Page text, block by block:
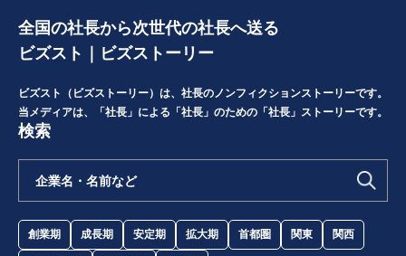
全国の社長から次世代の社長へ送る
ビズスト｜ビズストーリー
ビズスト（ビズストーリー）は、社長のノンフィクションストーリーです。
当メディアは、「社長」による「社長」のための「社長」ストーリーです。
検索
創業期 成長期 安定期 拡大期 首都圏 関東 関西